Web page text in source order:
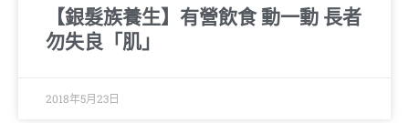
【銀髮族養生】有營飲食 動一動 長者
勿失良「肌」
2018年5月23日